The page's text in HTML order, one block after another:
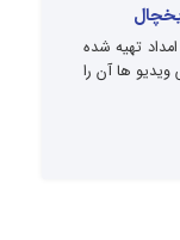
تهیه شده
ها آن را